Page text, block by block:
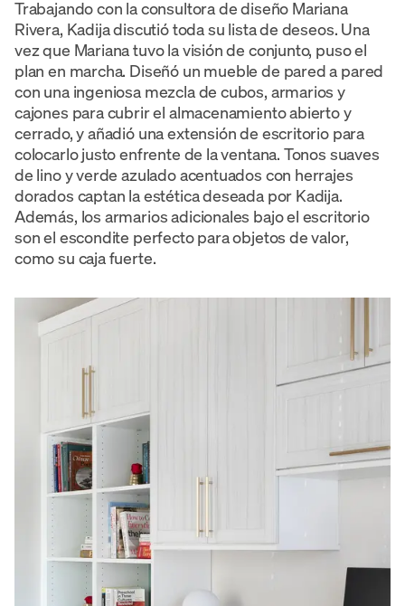
Trabajando con la consultora de diseño Mariana
Rivera, Kadija discutió toda su lista de deseos. Una
vez que Mariana tuvo la visión de conjunto, puso el
plan en marcha. Diseñó un mueble de pared a pared
con una ingeniosa mezcla de cubos, armarios y
cajones para cubrir el almacenamiento abierto y
cerrado, y añadió una extensión de escritorio para
colocarlo justo enfrente de la ventana. Tonos suaves
de lino y verde azulado acentuados con herrajes
dorados captan la estética deseada por Kadija.
Además, los armarios adicionales bajo el escritorio
son el escondite perfecto para objetos de valor,
como su caja fuerte.